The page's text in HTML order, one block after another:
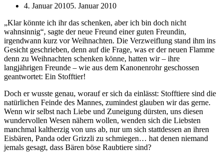
4. Januar 20105. Januar 2010
„Klar könnte ich ihr das schenken, aber ich bin doch nicht
wahnsinnig“, sagte der neue Freund einer guten Freundin,
irgendwann kurz vor Weihnachten. Die Verzweiflung stand ihm ins
Gesicht geschrieben, denn auf die Frage, was er der neuen Flamme
denn zu Weihnachten schenken könne, hatten wir – ihre
langjährigen Freunde – wie aus dem Kanonenrohr geschossen
geantwortet: Ein Stofftier!
Doch er wusste genau, worauf er sich da einlässt: Stofftiere sind die
natürlichen Feinde des Mannes, zumindest glauben wir das gerne.
Wenn wir selbst nach Liebe und Zuneigung dürsten, uns diesen
wundervollen Wesen nähern wollen, wenden sich die Liebsten
manchmal kaltherzig von uns ab, nur um sich stattdessen an ihren
Eisbären, Panda oder Grizzli zu schmiegen… hat denen niemand
jemals gesagt, dass Bären böse Raubtiere sind?